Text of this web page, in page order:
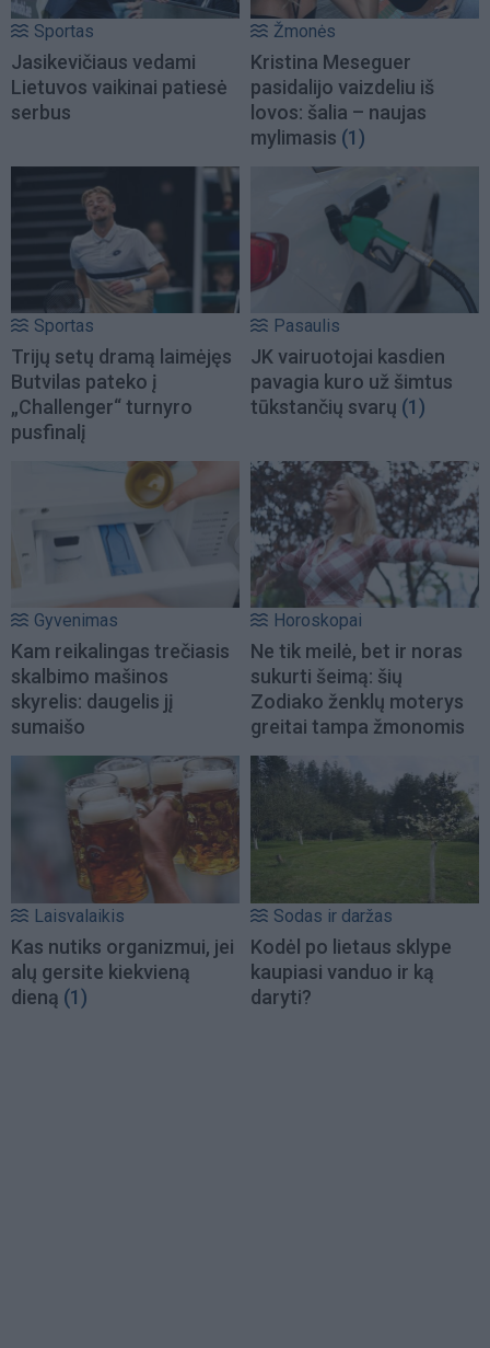
Sportas
Jasikevičiaus vedami
Lietuvos vaikinai patiesė
serbus
Žmonės
Kristina Meseguer
pasidalijo vaizdeliu iš
lovos: šalia – naujas
mylimasis (1)
Sportas
Trijų setų dramą laimėjęs
Butvilas pateko į
„Challenger“ turnyro
pusfinalį
Pasaulis
JK vairuotojai kasdien
pavagia kuro už šimtus
tūkstančių svarų (1)
Gyvenimas
Kam reikalingas trečiasis
skalbimo mašinos
skyrelis: daugelis jį
sumaišo
Horoskopai
Ne tik meilė, bet ir noras
sukurti šeimą: šių
Zodiako ženklų moterys
greitai tampa žmonomis
Laisvalaikis
Kas nutiks organizmui, jei
alų gersite kiekvieną
dieną (1)
Sodas ir daržas
Kodėl po lietaus sklype
kaupiasi vanduo ir ką
daryti?